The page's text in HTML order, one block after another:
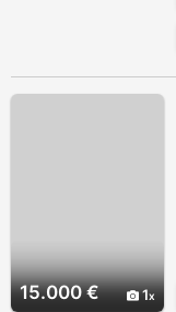
15.000 € 1